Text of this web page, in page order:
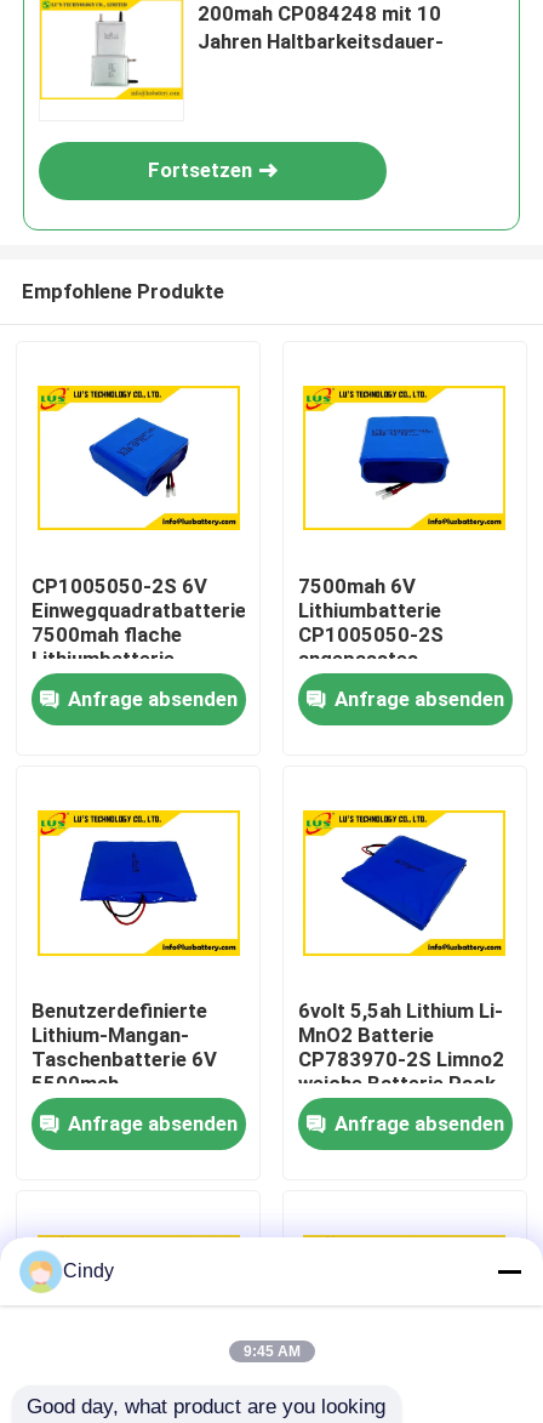
Haus
Über uns
Fabrik-Ausflug
Qualitätskontrolle
Treten Sie mit uns in Verbindung
Fälle
Lithium-Mangan-Dioxid-Batterie
200mah CP084248 mit 10
Jahren Haltbarkeitsdauer-
Fortsetzen
Empfohlene Produkte
CP1005050-2S 6V
Einwegquadratbatterie
7500mah flache
Lithiumbatterie
Anpassung
Anfrage absenden
7500mah 6V
Lithiumbatterie
CP1005050-2S
angepasstes
Lithiumbatteriepaket
Anfrage absenden
Benutzerdefinierte
Lithium-Mangan-
Taschenbatterie 6V
5500mah
Dünnzellbatterie
CP783970-2S
Batterie
Anfrage absenden
6volt 5,5ah Lithium Li-
MnO2 Batterie
CP783970-2S Limno2
weiche Batterie Pack
OEM-Fabrik
Anfrage absenden
Cindy
9:45 AM
Good day, what product are you looking